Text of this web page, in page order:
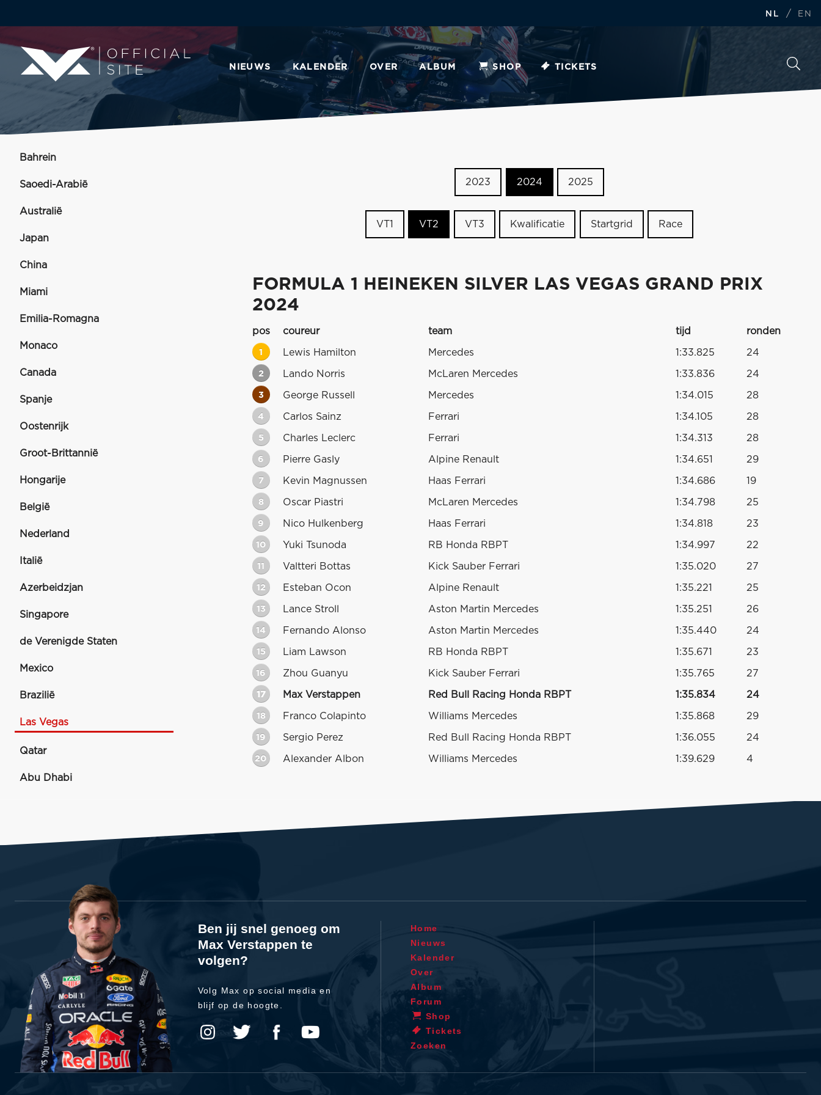
NL / EN
NIEUWS KALENDER OVER ALBUM SHOP TICKETS
Bahrein
Saoedi-Arabië
Australië
Japan
China
Miami
Emilia-Romagna
Monaco
Canada
Spanje
Oostenrijk
Groot-Brittannië
Hongarije
België
Nederland
Italië
Azerbeidzjan
Singapore
de Verenigde Staten
Mexico
Brazilië
Las Vegas
Qatar
Abu Dhabi
2023 2024 2025
VT1 VT2 VT3 Kwalificatie Startgrid Race
FORMULA 1 HEINEKEN SILVER LAS VEGAS GRAND PRIX
2024
pos coureur team tijd ronden
1 Lewis Hamilton Mercedes 1:33.825 24
2 Lando Norris McLaren Mercedes 1:33.836 24
3 George Russell Mercedes 1:34.015 28
4 Carlos Sainz Ferrari 1:34.105 28
5 Charles Leclerc Ferrari 1:34.313 28
6 Pierre Gasly Alpine Renault 1:34.651 29
7 Kevin Magnussen Haas Ferrari 1:34.686 19
8 Oscar Piastri McLaren Mercedes 1:34.798 25
9 Nico Hulkenberg Haas Ferrari 1:34.818 23
10 Yuki Tsunoda RB Honda RBPT 1:34.997 22
11 Valtteri Bottas Kick Sauber Ferrari 1:35.020 27
12 Esteban Ocon Alpine Renault 1:35.221 25
13 Lance Stroll Aston Martin Mercedes 1:35.251 26
14 Fernando Alonso Aston Martin Mercedes 1:35.440 24
15 Liam Lawson RB Honda RBPT 1:35.671 23
16 Zhou Guanyu Kick Sauber Ferrari 1:35.765 27
17 Max Verstappen Red Bull Racing Honda RBPT 1:35.834 24
18 Franco Colapinto Williams Mercedes 1:35.868 29
19 Sergio Perez Red Bull Racing Honda RBPT 1:36.055 24
20 Alexander Albon Williams Mercedes 1:39.629 4
Ben jij snel genoeg om
Max Verstappen te
volgen?
Volg Max op social media en
blijf op de hoogte.
Home
Nieuws
Kalender
Over
Album
Forum
Shop
Tickets
Zoeken